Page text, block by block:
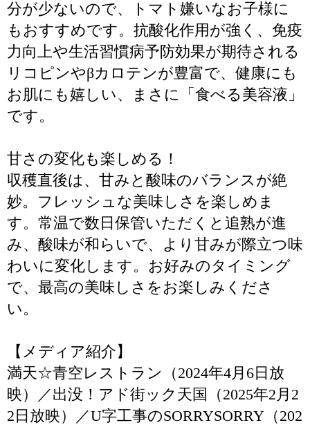
分が少ないので、トマト嫌いなお子様に
もおすすめです。抗酸化作用が強く、免疫
力向上や生活習慣病予防効果が期待される
リコピンやβカロテンが豊富で、健康にも
お肌にも嬉しい、まさに「食べる美容液」
です。
甘さの変化も楽しめる！
収穫直後は、甘みと酸味のバランスが絶
妙。フレッシュな美味しさを楽しめま
す。常温で数日保管いただくと追熟が進
み、酸味が和らいで、より甘みが際立つ味
わいに変化します。お好みのタイミング
で、最高の美味しさをお楽しみくださ
い。
【メディア紹介】
満天☆青空レストラン（2024年4月6日放
映）／出没！アド街ック天国（2025年2月2
2日放映）／U字工事のSORRYSORRY（202